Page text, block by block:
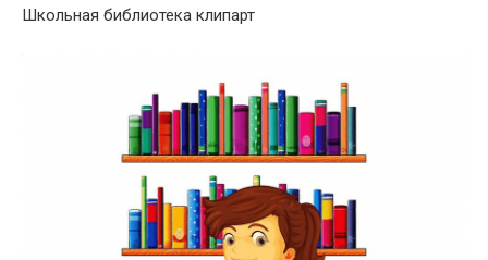
Школьная библиотека клипарт